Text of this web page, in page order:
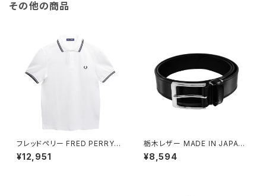
その他の商品
フレッドペリー FRED PERRY T
he Fred Perry Shirt M3600
ポロシャツ M3600-200-WHI
¥12,951
栃木レザー MADE IN JAPAN
ベルト 本革 日本製 メイドイン
ジャパン 50051665-black メ
¥8,594